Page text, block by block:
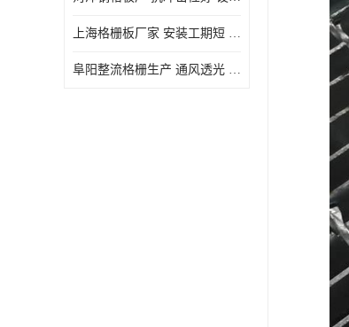
上海格栅板厂家 安装工期短 通风好 减少风阻
阜阳整流格栅生产 通风透光 免清理和维护